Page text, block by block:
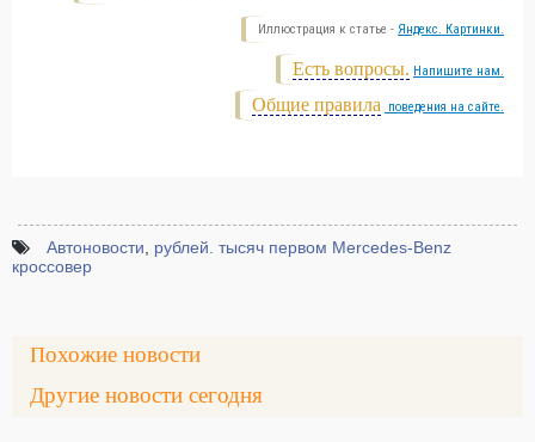
Иллюстрация к статье - Яндекс. Картинки.
Есть вопросы. Напишите нам.
Общие правила поведения на сайте.
Автоновости
рублей. тысяч первом Mercedes-Benz
кроссовер
Похожие новости
Другие новости сегодня